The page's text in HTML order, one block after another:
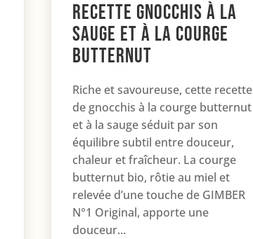
Recette Gnocchis à la
sauge et à la courge
butternut
Riche et savoureuse, cette recette
de gnocchis à la courge butternut
et à la sauge séduit par son
équilibre subtil entre douceur,
chaleur et fraîcheur. La courge
butternut bio, rôtie au miel et
relevée d’une touche de GIMBER
N°1 Original, apporte une
douceur...